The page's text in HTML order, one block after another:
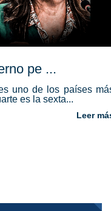
pe ...
uno de los países
es la sexta...
Leer